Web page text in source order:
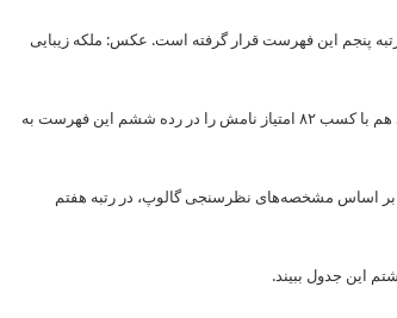
آمریکای جنوبی هم با ۸۲ امتیاز در رتبه پنجم این فهرست قرار گرفته است. عکس: ملکه زیبایی
پاناما، یکی از کشورهای کوچک و سرسبز آمریکای جنوبی هم با کسب ۸۲ امتیاز نامش را در رده ششم این فهرست به
امتیاز به دست آورده، اما بر اساس مشخصه‌های نظرسنجی گالوپ، در رتبه هفتم